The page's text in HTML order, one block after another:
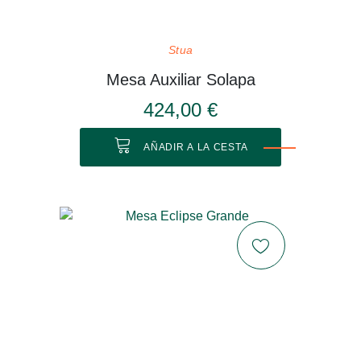
Stua
Mesa Auxiliar Solapa
424,00 €
AÑADIR A LA CESTA